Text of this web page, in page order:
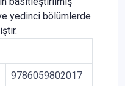
yedinci bölümlerde
9786059802017